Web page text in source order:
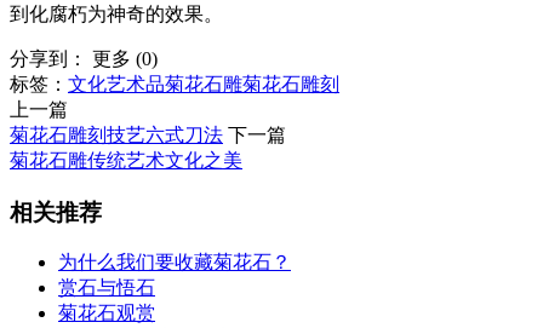
到化腐朽为神奇的效果。
分享到： 更多 (0)
标签： 文化艺术品菊花石雕菊花石雕刻
上一篇
菊花石雕刻技艺六式刀法 下一篇
菊花石雕传统艺术文化之美
相关推荐
为什么我们要收藏菊花石？
赏石与悟石
菊花石观赏